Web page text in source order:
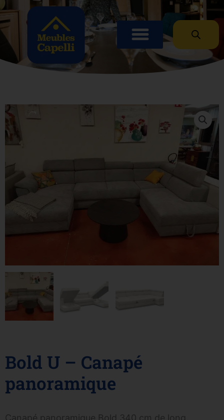
Bold U – Canapé
panoramique
Canapé panoramique Bold 340 cm de long,
Panneau de gestion des cookies